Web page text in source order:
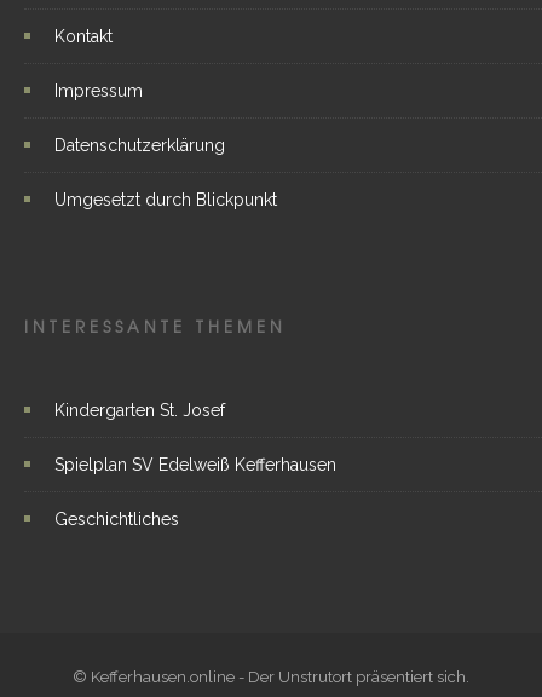
Kontakt
Impressum
Datenschutzerklärung
Umgesetzt durch Blickpunkt
INTERESSANTE THEMEN
Kindergarten St. Josef
Spielplan SV Edelweiß Kefferhausen
Geschichtliches
© Kefferhausen.online - Der Unstrutort präsentiert sich.